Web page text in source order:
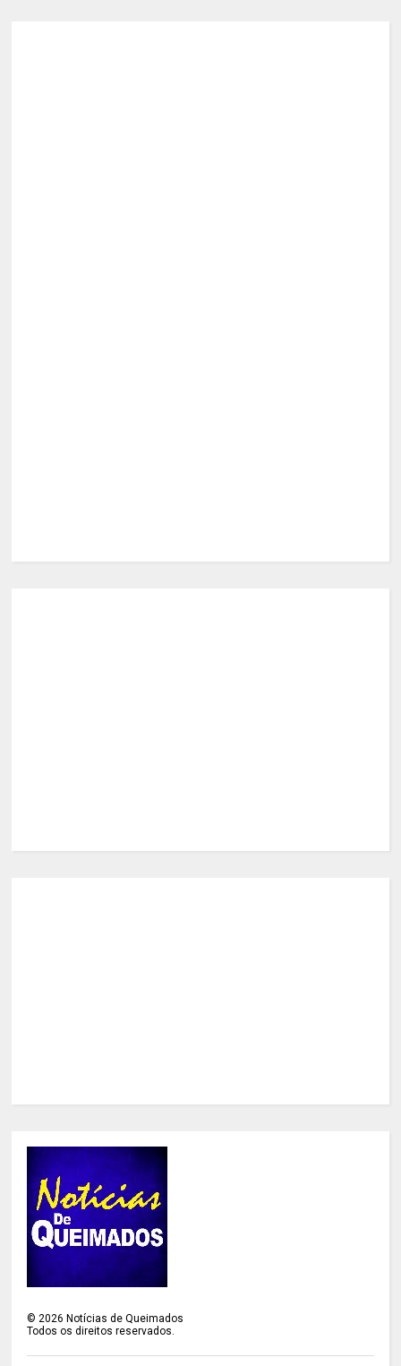
© 2026 Notícias de Queimados
Todos os direitos reservados.